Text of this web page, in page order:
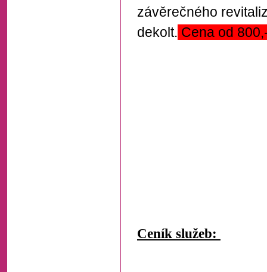
závěrečného
dekolt. Cena od
Ceník služeb: